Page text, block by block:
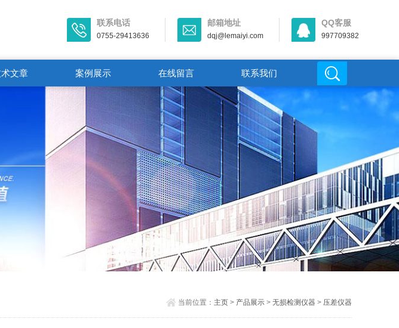
联系电话
0755-29413636
邮箱地址
dqj@lemaiyi.com
QQ客服
997709382
文章 案例展示 在线留言 联系我们
当前位置： 主页> 产品展示> 无损检测仪器 > 压差仪器